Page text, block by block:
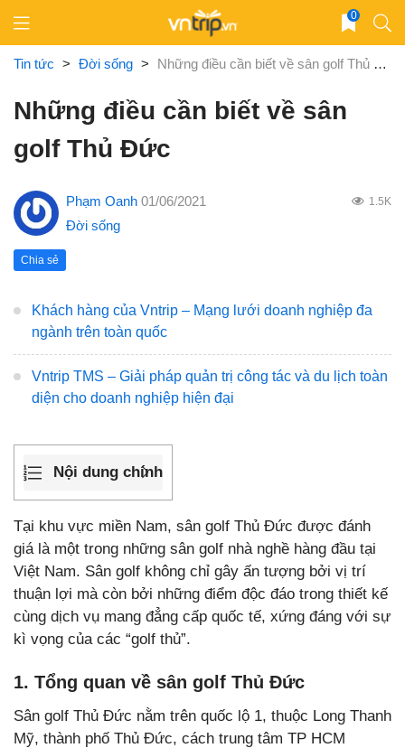
content
0
Tin tức > Đời sống > Những điều cần biết về sân golf Thủ Đức
Những điều cần biết về sân
golf Thủ Đức
Phạm Oanh 01/06/2021 1.5K
Đời sống
Chia sẻ
Khách hàng của Vntrip – Mạng lưới doanh nghiệp đa
ngành trên toàn quốc
Vntrip TMS – Giải pháp quản trị công tác và du lịch toàn
diện cho doanh nghiệp hiện đại
Nội dung chính
Tại khu vực miền Nam, sân golf Thủ Đức được đánh
giá là một trong những sân golf nhà nghề hàng đầu tại
Việt Nam. Sân golf không chỉ gây ấn tượng bởi vị trí
thuận lợi mà còn bởi những điểm độc đáo trong thiết kế
cùng dịch vụ mang đẳng cấp quốc tế, xứng đáng với sự
kì vọng của các “golf thủ”.
1. Tổng quan về sân golf Thủ Đức
Sân golf Thủ Đức nằm trên quốc lộ 1, thuộc Long Thanh
Mỹ, thành phố Thủ Đức, cách trung tâm TP HCM